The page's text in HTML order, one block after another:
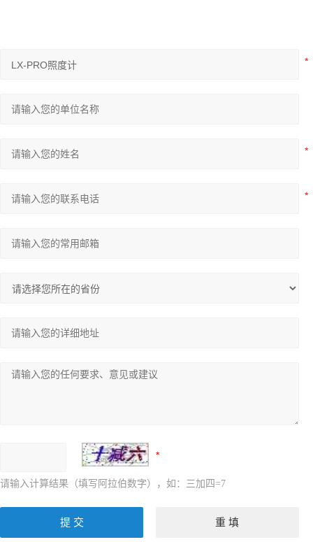
过程分析
眼镜检测设备
量计系列
HORIBA（理科学）
请输入计算结果（填写阿拉伯数字），如：三加四=7